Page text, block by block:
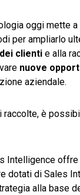
oggi
per ampliarlo
clienti e alla
nuove
aziendale.
è
Intelligence
dotati di Sales
alla base